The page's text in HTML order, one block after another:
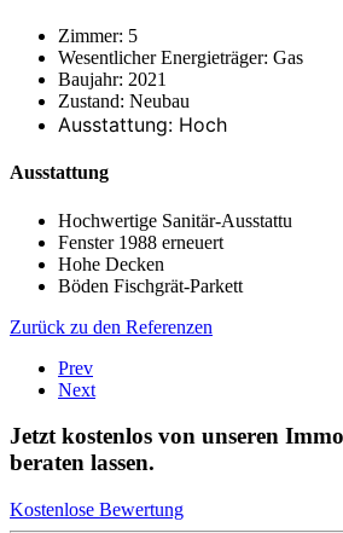
Zimmer: 5
Wesentlicher Energieträger: Gas
Baujahr: 2021
Zustand: Neubau
Ausstattung: Hoch
Ausstattung
Hochwertige Sanitär-Ausstattu
Fenster 1988 erneuert
Hohe Decken
Böden Fischgrät-Parkett
Zurück zu den Referenzen
Prev
Next
Jetzt kostenlos von unseren
beraten lassen.
Kostenlose Bewertung